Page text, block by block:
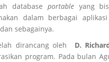
database portableyang
dalam berbagai aplikasi
sebagainya.
dirancang oleh D.
program. Pada bulan